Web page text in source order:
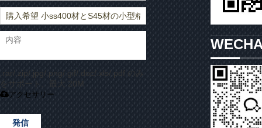
.rar/.zip/.jpg/.png/.gif/.doc/.xls/.pdf のみ
をサポート、最大 20M
アクセサリー
発信